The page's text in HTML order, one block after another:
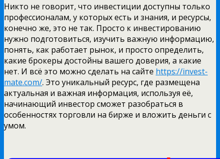
Никто не говорит, что инвестиции доступны только
профессионалам, у которых есть и знания, и ресурсы,
конечно же, это не так. Просто к инвестированию
нужно подготовиться, изучить важную информацию,
понять, как работает рынок, и просто определить,
какие брокеры достойны вашего доверия, а какие
нет. И всё это можно сделать на сайте https://invest-
mate.com/. Это уникальный ресурс, где размещена
актуальная и важная информация, используя её,
начинающий инвестор сможет разобраться в
особенностях торговли на бирже и вложить деньги с
умом.